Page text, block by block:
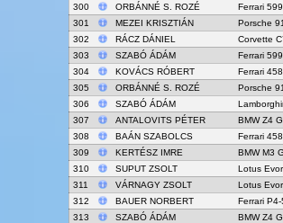
300
ORBÁNNÉ S. ROZÉ
Ferrari
301
MEZEI KRISZTIÁN
Porsche
302
RÁCZ DÁNIEL
Corvette
303
SZABÓ ÁDÁM
Ferrari
304
KOVÁCS RÓBERT
Ferrari
305
ORBÁNNÉ S. ROZÉ
Porsche
306
SZABÓ ÁDÁM
307
ANTALOVITS PÉTER
BMW Z4
308
BAÁN SZABOLCS
Ferrari
309
KERTÉSZ IMRE
BMW M3
310
SUPUT ZSOLT
Lotus
311
VÁRNAGY ZSOLT
Lotus
312
BAUER NORBERT
Ferrari
313
SZABÓ ÁDÁM
BMW Z4